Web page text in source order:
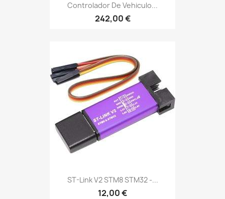
Controlador De Vehiculo...
242,00 €
ST-Link V2 STM8 STM32 -...
12,00 €